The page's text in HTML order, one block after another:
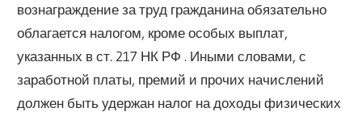
вознаграждение за труд гражданина обязательно
облагается налогом, кроме особых выплат,
указанных в ст. 217 НК РФ . Иными словами, с
заработной платы, премий и прочих начислений
должен быть удержан налог на доходы физических